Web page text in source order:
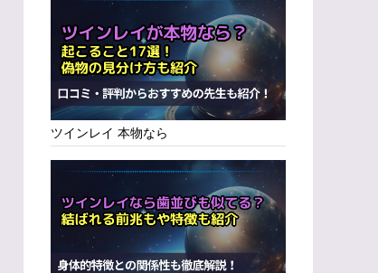
ツインレイ 本物なら